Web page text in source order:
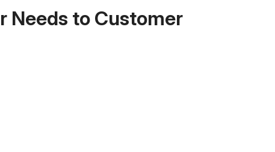
Needs to Customer